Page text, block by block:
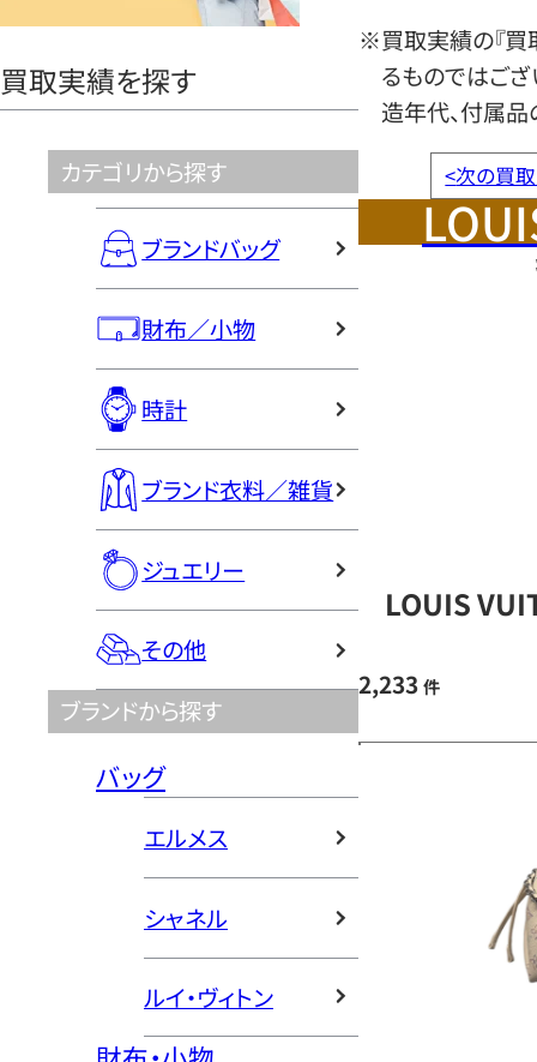
買取実績を探す
カテゴリから探す
ブランドバッグ
財布／小物
時計
ブランド衣料／雑貨
ジュエリー
その他
ブランドから探す
バッグ
エルメス
シャネル
ルイ・ヴィトン
※買取実績の『買
るものではござ
造年代、付属品
<次の買
LOUIS
2,233 件